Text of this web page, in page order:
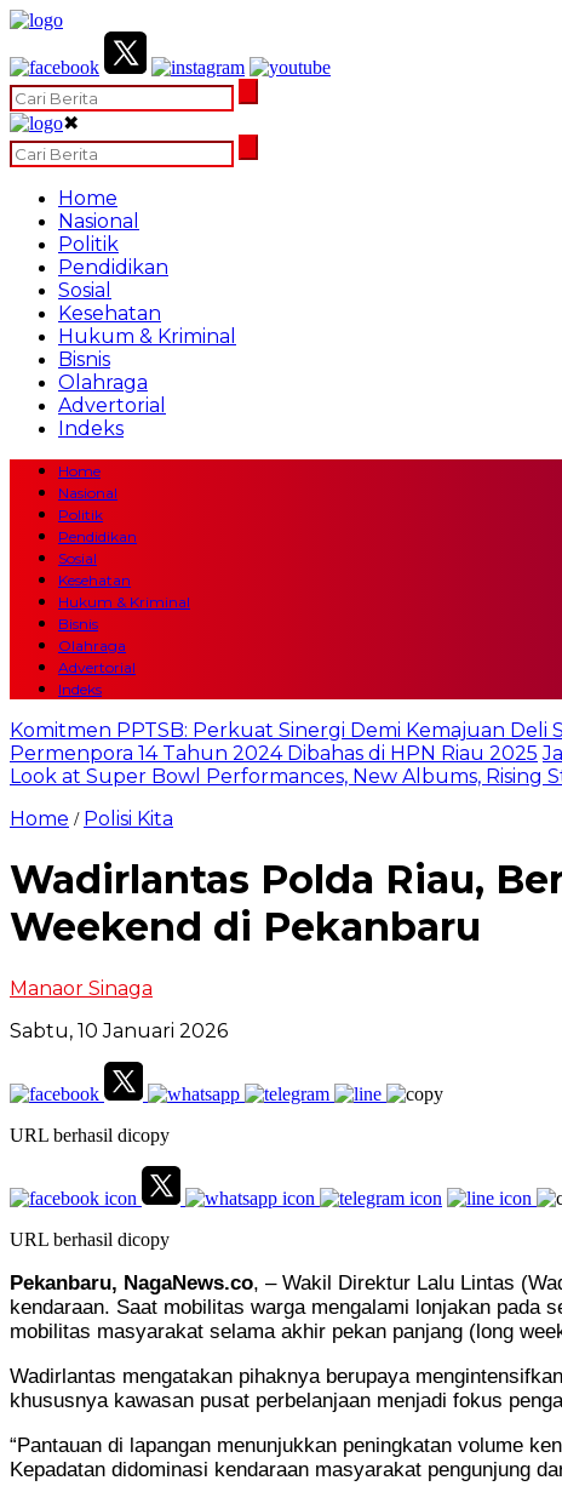
✖
Home
Nasional
Politik
Pendidikan
Sosial
Kesehatan
Hukum & Kriminal
Bisnis
Olahraga
Advertorial
Indeks
Home
Nasional
Politik
Pendidikan
Sosial
Kesehatan
Hukum & Kriminal
Bisnis
Olahraga
Advertorial
Indeks
Komitmen PPTSB: Perkuat Sinergi Demi Kemajuan Deli
Permenpora 14 Tahun 2024 Dibahas di HPN Riau 2025
Look at Super Bowl Performances, New Albums, Rising
Home / Polisi Kita
Wadirlantas Polda Riau,
Weekend di Pekanbaru
Manaor Sinaga
Sabtu, 10 Januari 2026
URL berhasil dicopy
URL berhasil dicopy
Pekanbaru, NagaNews.co, – Wakil Direktur Lalu Lintas
kendaraan. Saat mobilitas warga mengalami lonjakan pada
mobilitas masyarakat selama akhir pekan panjang (long
Wadirlantas mengatakan pihaknya berupaya
khususnya kawasan pusat perbelanjaan menjadi fokus
“Pantauan di lapangan menunjukkan peningkatan volume
Kepadatan didominasi kendaraan masyarakat pengunjung